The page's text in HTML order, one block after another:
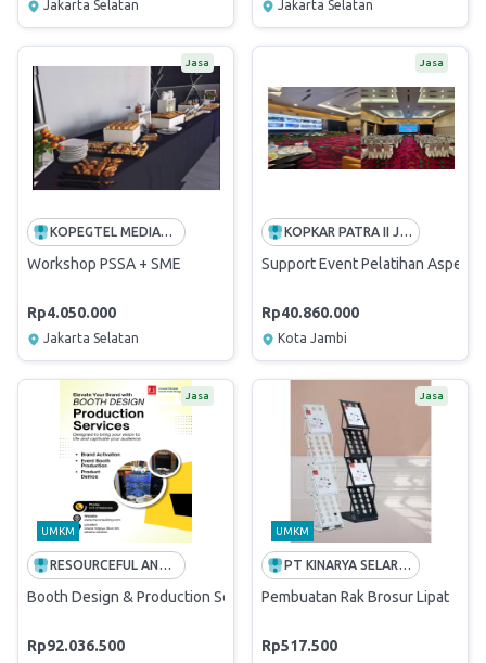
Jakarta Selatan Jakarta Selatan
Jasa
KOPEGTEL MEDIATRON
Workshop PSSA + SME
Rp4.050.000
Jakarta Selatan
Jasa
KOPKAR PATRA II JAMBI
Support Event Pelatihan Aspek
Rp40.860.000
Kota Jambi
Jasa
UMKM
RESOURCEFUL AND INITIATIVE
Booth Design & Production Services for Telin - IDNOG Pullman
Rp92.036.500
Jasa
UMKM
PT KINARYA SELARAS PIRANTI REGIONAL JATENG & DIY
Pembuatan Rak Brosur Lipat
Rp517.500